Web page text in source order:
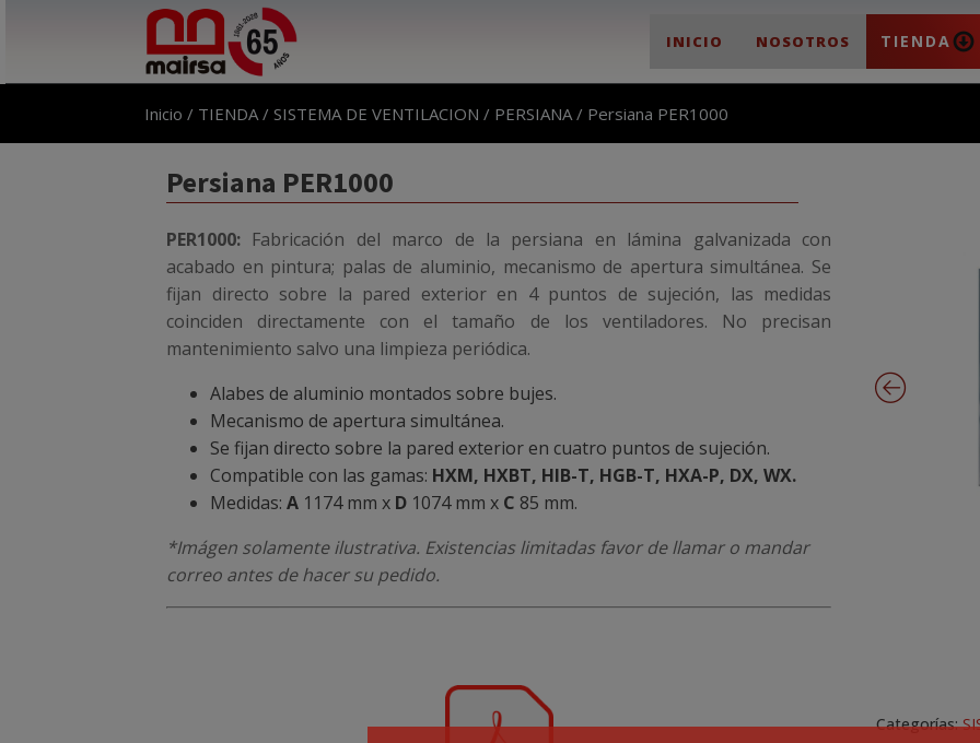
INICIO NOSOTROS TIENDA
Inicio / TIENDA/ SISTEMA DE VENTILACION / PERSIANA/ Persiana PER1000
Persiana PER1000
PER1000: Fabricación del marco de la persiana en lámina galvanizada con
acabado en pintura; palas de aluminio, mecanismo de apertura simultánea. Se
fijan directo sobre la pared exterior en 4 puntos de sujeción, las medidas
coinciden directamente con el tamaño de los ventiladores. No precisan
mantenimiento salvo una limpieza periódica.
Alabes de aluminio montados sobre bujes.
Mecanismo de apertura simultánea.
Se fijan directo sobre la pared exterior en cuatro puntos de sujeción.
Compatible con las gamas: HXM, HXBT, HIB-T, HGB-T, HXA-P, DX, WX.
Medidas: A 1174 mm x D 1074 mm x C 85 mm.
*Imágen solamente ilustrativa. Existencias limitadas favor de llamar o mandar
correo antes de hacer su pedido.
Categorías: